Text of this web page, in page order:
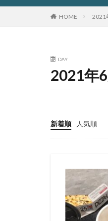
HOME 2021
DAY
2021年
新着順 人気順